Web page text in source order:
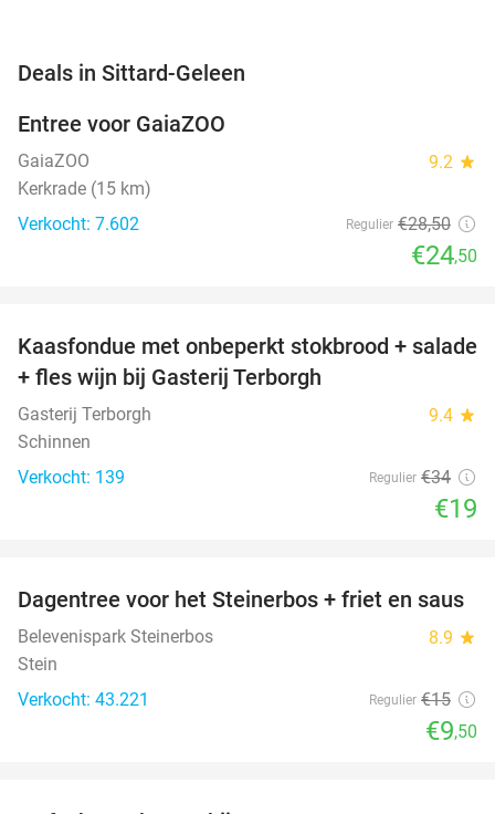
Deals in Sittard-Geleen
Entree voor GaiaZOO
GaiaZOO 9.2 star
Kerkrade (15 km)
Verkocht: 7.602
Regulier €28,50
€24,50
44%
Kaasfondue met onbeperkt stokbrood + salade
+ fles wijn bij Gasterij Terborgh
Gasterij Terborgh 9.4 star
Schinnen
Verkocht: 139
Regulier €34
€19
37%
Dagentree voor het Steinerbos + friet en saus
Belevenispark Steinerbos 8.9 star
Stein
Verkocht: 43.221
Regulier €15
€9,50